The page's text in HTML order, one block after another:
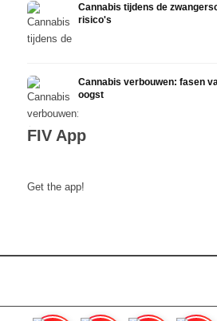
Cannabis tijdens de
risico's
Cannabis verbouwen: fasen
oogst
FIV App
Get the app!